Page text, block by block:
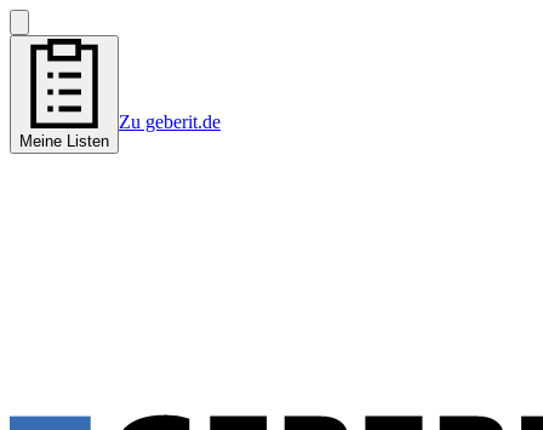
Meine Listen
Zu geberit.de